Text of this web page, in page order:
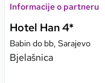
Informacije o partneru
Hotel Han 4*
Babin do bb, Sarajevo
Bjelašnica